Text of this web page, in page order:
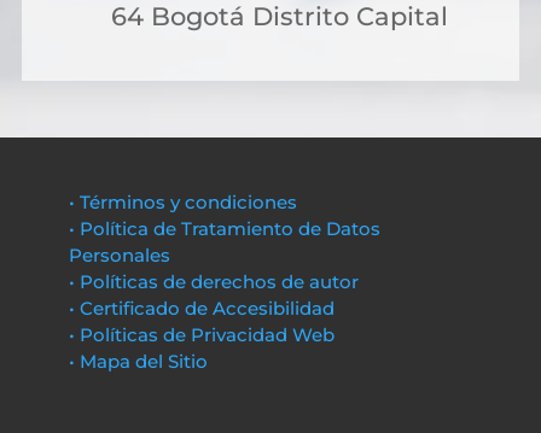
64 Bogotá Distrito Capital
• Términos y condiciones
• Política de Tratamiento de Datos
Personales
• Políticas de derechos de autor
• Certificado de Accesibilidad
• Políticas de Privacidad Web
• Mapa del Sitio